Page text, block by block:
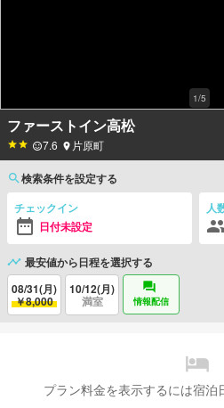
1/5
ファーストイン高松
7.6 片原町
検索条件を設定する
チェックイン
日付未設定
人
最安値から日程を選択する
08/31(月)
￥8,000
10/12(月)
満室 情報配信
プラン料金を表示するには宿泊